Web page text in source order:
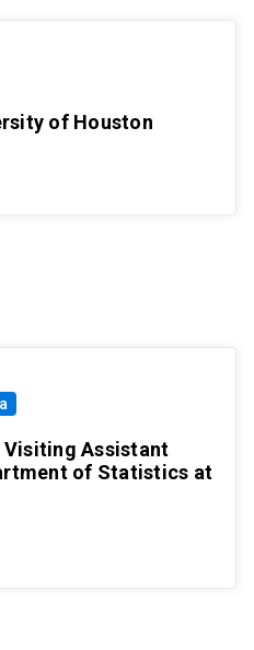
of Houston
Visiting Assistant
of Statistics at